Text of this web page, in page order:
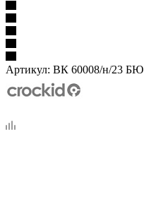
Артикул: ВК 60008/н/23 БЮ